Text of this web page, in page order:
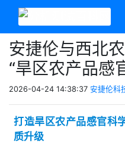
安捷伦与西北
“旱区农产品感
2026-04-24 14:38:37 安捷伦科
打造旱区农产品感官科
质升级